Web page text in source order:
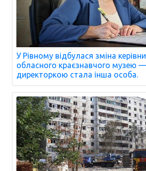
У Рівному відбулася зміна
обласного краєзнавчого музею
директоркою стала інша особа.